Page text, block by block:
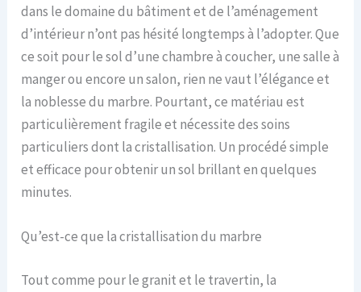
dans le domaine du bâtiment et de l’aménagement
d’intérieur n’ont pas hésité longtemps à l’adopter. Que
ce soit pour le sol d’une chambre à coucher, une salle à
manger ou encore un salon, rien ne vaut l’élégance et
la noblesse du marbre. Pourtant, ce matériau est
particulièrement fragile et nécessite des soins
particuliers dont la cristallisation. Un procédé simple
et efficace pour obtenir un sol brillant en quelques
minutes.
Qu’est-ce que la cristallisation du marbre
Tout comme pour le granit et le travertin, la